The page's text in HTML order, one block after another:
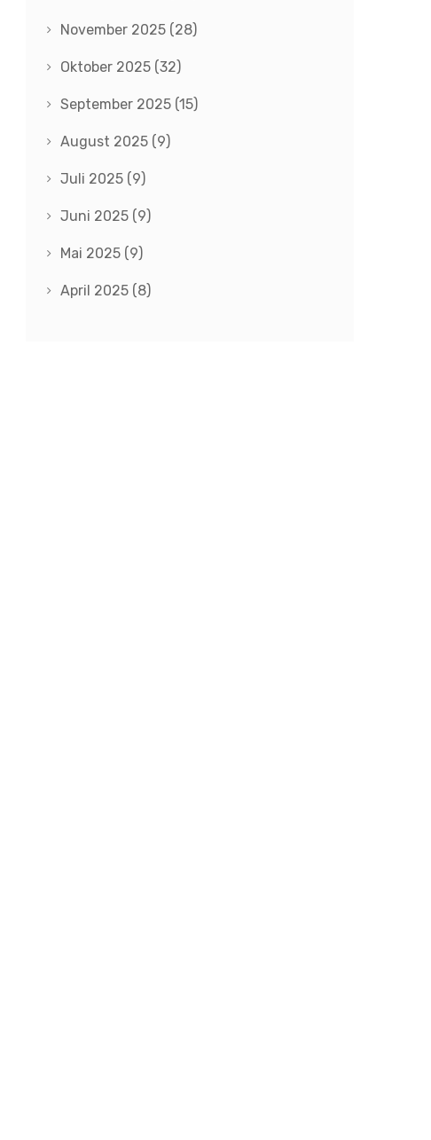
November 2025 (28)
Oktober 2025 (32)
September 2025 (15)
August 2025 (9)
Juli 2025 (9)
Juni 2025 (9)
Mai 2025 (9)
April 2025 (8)